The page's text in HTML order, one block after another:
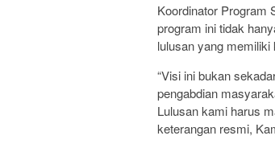
Koordinator Program
program ini tidak
lulusan yang memiliki
“Visi ini bukan
pengabdian
Lulusan kami harus
keterangan resmi,